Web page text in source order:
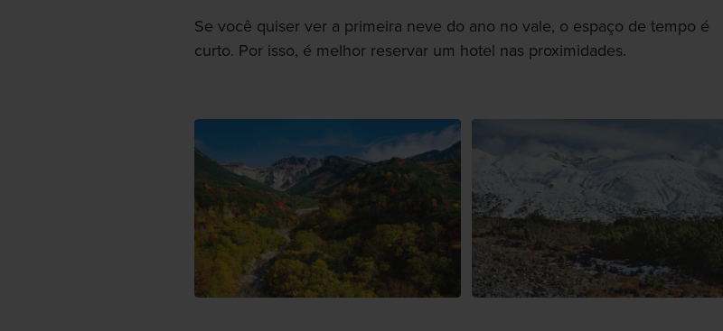
Se você quiser ver a primeira neve do ano no vale, o espaço de tempo é
curto. Por isso, é melhor reservar um hotel nas proximidades.